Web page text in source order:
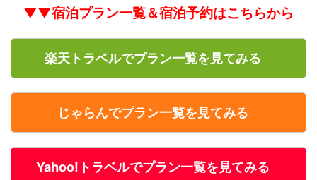
▼▼宿泊プラン一覧＆宿泊予約はこちらから
楽天トラベルでプラン一覧を見てみる
じゃらんでプラン一覧を見てみる
Yahoo!トラベルでプラン一覧を見てみる